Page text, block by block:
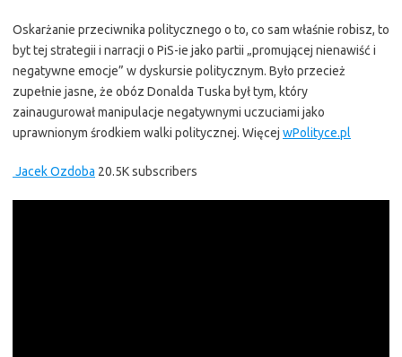
Oskarżanie przeciwnika politycznego o to, co sam właśnie robisz, to
byt tej strategii i narracji o PiS-ie jako partii „promującej nienawiść i
negatywne emocje” w dyskursie politycznym. Było przecież
zupełnie jasne, że obóz Donalda Tuska był tym, który
zainaugurował manipulacje negatywnymi uczuciami jako
uprawnionym środkiem walki politycznej. Więcej wPolityce.pl
Jacek Ozdoba 20.5K subscribers